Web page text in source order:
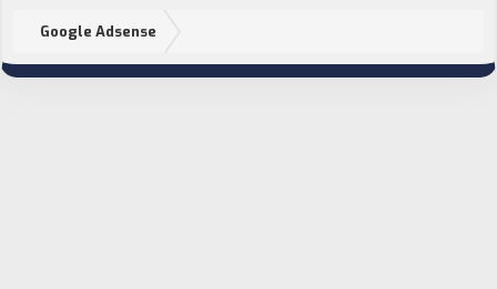
Google Adsense